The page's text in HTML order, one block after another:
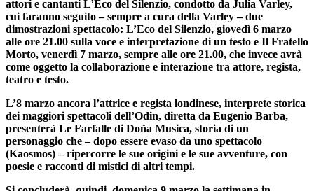
attori e cantanti L’Eco del Silenzio, condotto da Julia Varley,
cui faranno seguito – sempre a cura della Varley –due
dimostrazioni spettacolo: L’Eco del Silenzio, giovedì 6 marzo
alle ore 21.00 sulla voce e interpretazione di un testo e Il Fratello
Morto, venerdì 7 marzo, sempre alle ore 21.00, che invece avrà
come oggetto la collaborazione e interazione tra attore, regista,
teatro e testo.
L’8 marzo ancora l’attrice e regista londinese, interprete storica
dei maggiori spettacoli dell’Odin, diretta da Eugenio Barba,
presenterà Le Farfalle di Doña Musica, storia di un
personaggio che – dopo essere evaso da uno spettacolo
(Kaosmos) – ripercorre le sue origini e le sue avventure, con
poesie e racconti di mistici di altri tempi.